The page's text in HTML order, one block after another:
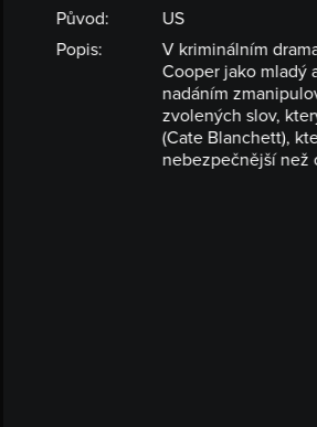
Původ:
US
Popis:
V kriminálním
Cooper jako mladý
nadáním
zvolených slov,
(Cate Blanchett),
nebezpečnější než